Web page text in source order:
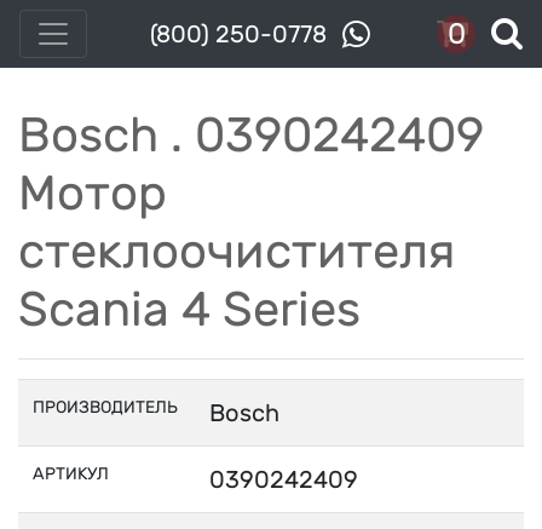
(800) 250-0778 0
Bosch . 0390242409
Мотор
стеклоочистителя
Scania 4 Series
ПРОИЗВОДИТЕЛЬ Bosch
АРТИКУЛ 0390242409